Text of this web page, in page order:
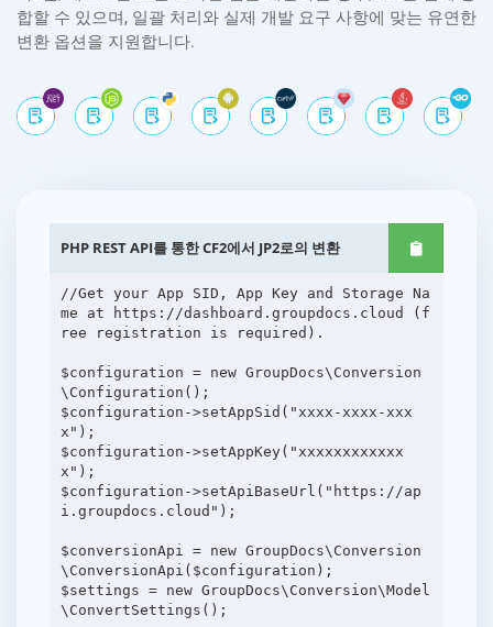
합할 수 있으며, 일괄 처리와 실제 개발 요구 사항에 맞는 유연한
변환 옵션을 지원합니다.
PHP REST API를 통한 CF2에서 JP2로의 변환
//Get your App SID, App Key and Storage Na
me at https://dashboard.groupdocs.cloud (f
ree registration is required).
$configuration = new GroupDocs\Conversion
\Configuration();
$configuration->setAppSid("xxxx-xxxx-xxx
x");
$configuration->setAppKey("xxxxxxxxxxxx
x");
$configuration->setApiBaseUrl("https://ap
i.groupdocs.cloud");
$conversionApi = new GroupDocs\Conversion
\ConversionApi($configuration);
$settings = new GroupDocs\Conversion\Model
\ConvertSettings();